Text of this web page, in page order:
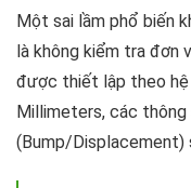
Một sai lầm phổ biến
là không kiểm tra đơn
được thiết lập theo hệ
Millimeters, các thông
(Bump/Displacement)